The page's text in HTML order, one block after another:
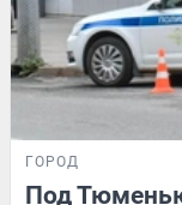
ГОРОД
Под